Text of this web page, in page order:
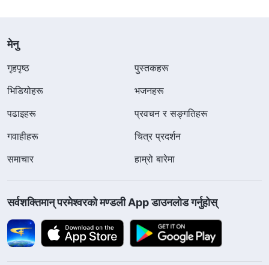
मेनु
गृहपृष्ठ
पुस्तकहरू
भिडियोहरू
भजनहरू
पढाइहरू
प्रवचन र सङ्गतिहरू
गवाहीहरू
चित्र प्रदर्शन
समाचार
हाम्रो बारेमा
सर्वशक्तिमान्‌ परमेश्‍वरको मण्डली App डाउनलोड गर्नुहोस्